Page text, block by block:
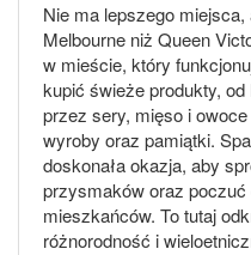
Nie ma lepszego
Melbourne niż Queen
w mieście, który
kupić świeże produkty,
przez sery, mięso i
wyroby oraz pamiątki.
doskonała okazja, aby
przysmaków oraz
mieszkańców. To tutaj
różnorodność i